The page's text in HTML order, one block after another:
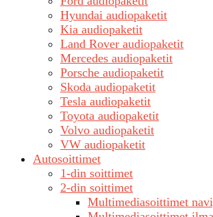
Hyundai audiopaketit
Kia audiopaketit
Land Rover audiopaketit
Mercedes audiopaketit
Porsche audiopaketit
Skoda audiopaketit
Tesla audiopaketit
Toyota audiopaketit
Volvo audiopaketit
VW audiopaketit
Autosoittimet
1-din soittimet
2-din soittimet
Multimediasoittimet